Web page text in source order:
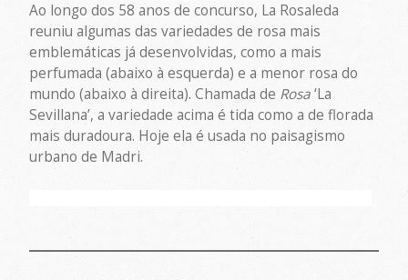
Ao longo dos 58 anos de concurso, La Rosaleda
reuniu algumas das variedades de rosa mais
emblemáticas já desenvolvidas, como a mais
perfumada (abaixo à esquerda) e a menor rosa do
mundo (abaixo à direita). Chamada de Rosa‘La
Sevillana’, a variedade acima é tida como a de florada
mais duradoura. Hoje ela é usada no paisagismo
urbano de Madri.